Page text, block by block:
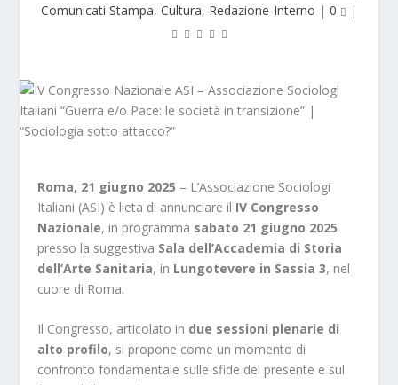
Comunicati Stampa, Cultura, Redazione-Interno | 0 |
Roma, 21 giugno 2025 – L’Associazione Sociologi
Italiani (ASI) è lieta di annunciare il IV Congresso
Nazionale, in programma sabato 21 giugno 2025
presso la suggestiva Sala dell’Accademia di Storia
dell’Arte Sanitaria, in Lungotevere in Sassia 3, nel
cuore di Roma.
Il Congresso, articolato in due sessioni plenarie di
alto profilo, si propone come un momento di
confronto fondamentale sulle sfide del presente e sul